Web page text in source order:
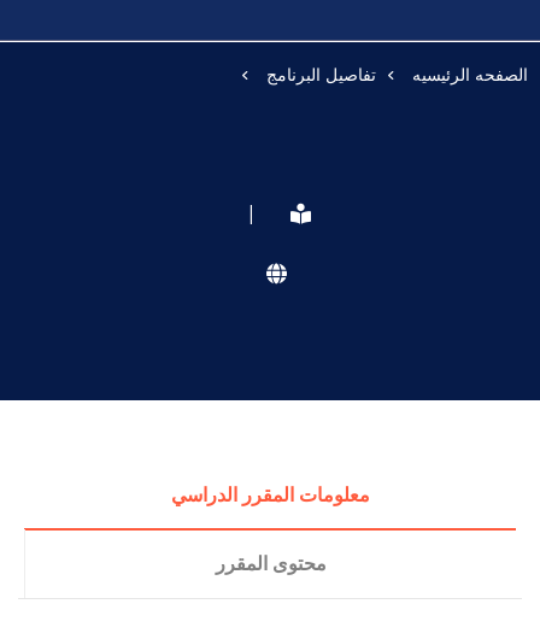
الصفحه الرئيسيه تفاصيل البرنامج
|
معلومات المقرر الدراسي
محتوى المقرر